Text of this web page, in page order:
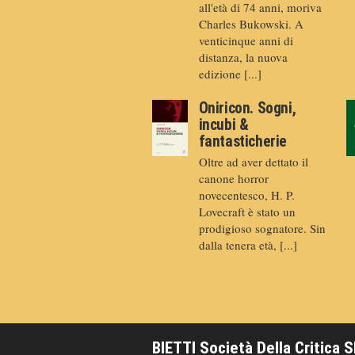
all'età di 74 anni, moriva
Charles Bukowski. A
venticinque anni di
distanza, la nuova
edizione [...]
Oniricon. Sogni,
incubi &
fantasticherie
Oltre ad aver dettato il
canone horror
novecentesco, H. P.
Lovecraft è stato un
prodigioso sognatore. Sin
dalla tenera età, [...]
BIETTI Società Della Critica